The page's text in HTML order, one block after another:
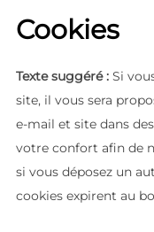
Cookies
Texte suggéré : Si
site, il vous sera
e-mail et site dans
votre confort afin de
si vous déposez un
cookies expirent au